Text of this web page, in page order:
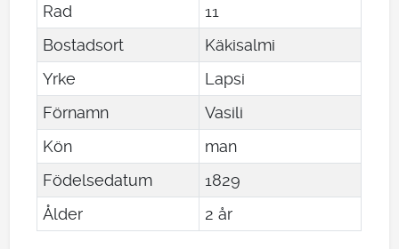
Rad
11
Bostadsort
Käkisalmi
Yrke
Lapsi
Förnamn
Vasili
Kön
man
Födelsedatum
1829
Ålder
2 år